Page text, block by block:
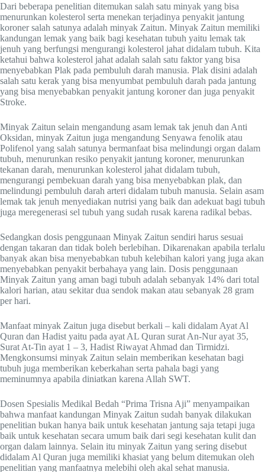
Dari beberapa penelitian ditemukan salah satu minyak yang bisa
menurunkan kolesterol serta menekan terjadinya penyakit jantung
koroner salah satunya adalah minyak Zaitun. Minyak Zaitun memiliki
kandungan lemak yang baik bagi kesehatan tubuh yaitu lemak tak
jenuh yang berfungsi mengurangi kolesterol jahat didalam tubuh. Kita
ketahui bahwa kolesterol jahat adalah salah satu faktor yang bisa
menyebabkan Plak pada pembuluh darah manusia. Plak disini adalah
salah satu kerak yang bisa menyumbat pembuluh darah pada jantung
yang bisa menyebabkan penyakit jantung koroner dan juga penyakit
Stroke.
Minyak Zaitun selain mengandung asam lemak tak jenuh dan Anti
Oksidan, minyak Zaitun juga mengandung Senyawa fenolik atau
Polifenol yang salah satunya bermanfaat bisa melindungi organ dalam
tubuh, menurunkan resiko penyakit jantung koroner, menurunkan
tekanan darah, menurunkan kolesterol jahat didalam tubuh,
mengurangi pembekuan darah yang bisa menyebabkan plak, dan
melindungi pembuluh darah arteri didalam tubuh manusia. Selain asam
lemak tak jenuh menyediakan nutrisi yang baik dan adekuat bagi tubuh
juga meregenerasi sel tubuh yang sudah rusak karena radikal bebas.
Sedangkan dosis penggunaan Minyak Zaitun sendiri harus sesuai
dengan takaran dan tidak boleh berlebihan. Dikarenakan apabila terlalu
banyak akan bisa menyebabkan tubuh kelebihan kalori yang juga akan
menyebabkan penyakit berbahaya yang lain. Dosis penggunaan
Minyak Zaitun yang aman bagi tubuh adalah sebanyak 14% dari total
kalori harian, atau sekitar dua sendok makan atau sebanyak 28 gram
per hari.
Manfaat minyak Zaitun juga disebut berkali – kali didalam Ayat Al
Quran dan Hadist yaitu pada ayat AL Quran surat An-Nur ayat 35,
Surat At-Tin ayat 1 – 3, Hadist Riwayat Ahmad dan Tirmidzi.
Mengkonsumsi minyak Zaitun selain memberikan kesehatan bagi
tubuh juga memberikan keberkahan serta pahala bagi yang
meminumnya apabila diniatkan karena Allah SWT.
Dosen Spesialis Medikal Bedah “Prima Trisna Aji” menyampaikan
bahwa manfaat kandungan Minyak Zaitun sudah banyak dilakukan
penelitian bukan hanya baik untuk kesehatan jantung saja tetapi juga
baik untuk kesehatan secara umum baik dari segi kesehatan kulit dan
organ dalam lainnya. Selain itu minyak Zaitun yang sering disebut
didalam Al Quran juga memiliki khasiat yang belum ditemukan oleh
penelitian yang manfaatnya melebihi oleh akal sehat manusia.